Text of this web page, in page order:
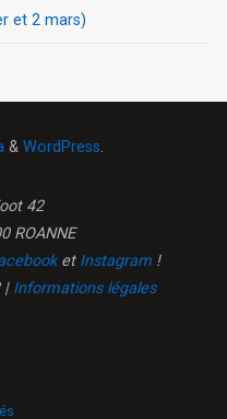
et 2 mars)
& WordPress.
42
ROANNE
et Instagram !
| Informations légales